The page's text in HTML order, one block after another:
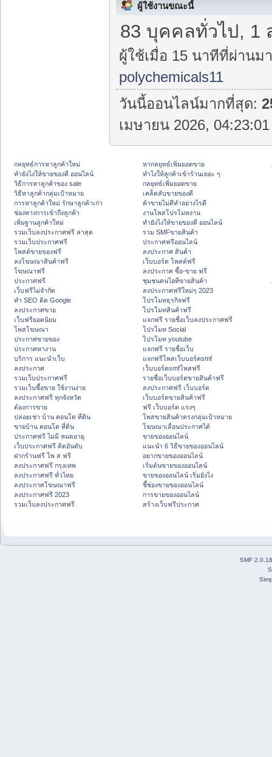
ผู้ใช้งานขณะนี้
83 บุคคลทั่วไป, 1
ผู้ใช้เมื่อ 15 นาทีที่ผ่านม
polychemicals11
วันนี้ออนไลน์มากที่สุด:
เมษายน 2026,
กลยุทธ์การหาลูกค้าใหม่
ทํายังไงให้ขายของดี ออนไลน์
วิธีการหาลูกค้าของ sale
วิธีหาลูกค้ากลุ่มเป้าหมาย
การหาลูกค้าใหม่ รักษาลูกค้าเก่า
ช่องทางการเข้าถึงลูกค้า
เพิ่มฐานลูกค้าใหม่
รวมเว็บลงประกาศฟรี ล่าสุด
รวมเว็บประกาศฟรี
โพสต์ขายของฟรี
ลงโฆษณาสินค้าฟรี
โฆษณาฟรี
ประกาศฟรี
เว็บฟรีไม่จำกัด
ทำ SEO ติด Google
ลงประกาศขาย
เว็บฟรียอดนิยม
โพสโฆษณา
ประกาศขายของ
ประกาศหางาน
บริการ แนะนำเว็บ
ลงประกาศ
รวมเว็บประกาศฟรี
รวมเว็บซื้อขาย ใช้งานง่าย
ลงประกาศฟรี ทุกจังหวัด
ต้องการขาย
ปล่อยเช่า บ้าน คอนโด ที่ดิน
ขายบ้าน คอนโด ที่ดิน
ประกาศฟรี ไม่มี หมดอายุ
เว็บประกาศฟรี ติดอันดับ
ฝากร้านฟรี โพ ส ฟรี
ลงประกาศฟรี กรุงเทพ
ลงประกาศฟรี ทั่วไทย
ลงประกาศโฆษณาฟรี
ลงประกาศฟรี 2023
รวมเว็บลงประกาศฟรี
หากลยุทธ์เพิ่มยอดขาย
ทําไงให้ลูกค้าเข้าร้านเยอะ ๆ
กลยุทธ์เพิ่มยอดขาย
เคล็ดลับขายของดี
ค้าขายไม่ดีทำอย่างไรดี
งานโพสโปรโมทงาน
ทํายังไงให้ขายของดี ออนไลน์
รวม SMFขายสินค้า
ประกาศฟรีออนไลน์
ลงประกาศ สินค้า
เว็บบอร์ด โพสต์ฟรี
ลงประกาศ ซื้อ-ขาย ฟรี
ชุมชนคนไอทีขายสินค้า
ลงประกาศฟรีใหม่ๆ 2023
โปรโมทธุรกิจฟรี
โปรโมทสินค้าฟรี
แจกฟรี รายชื่อเว็บลงประกาศฟรี
โปรโมท Social
โปรโมท youtube
แจกฟรี รายชื่อเว็บ
แจกฟรีโพสเว็บบอร์ดsmf
เว็บบอร์ดsmfโพสฟรี
รายชื่อเว็บบอร์ดขายสินค้าฟรี
ลงประกาศฟรี เว็บบอร์ด
เว็บบอร์ดขายสินค้าฟรี
ฟรี เว็บบอร์ด แรงๆ
โพสขายสินค้าตรงกลุ่มเป้าหมาย
โฆษณาเลื่อนประกาศได้
ขายของออนไลน์
แนะนำ 6 วิธีขายของออนไลน์
อยากขายของออนไลน์
เริ่มต้นขายของออนไลน์
ขายของออนไลน์ เริ่มยังไง
ชี้ช่องขายของออนไลน์
การขายของออนไลน์
สร้างเว็บฟรีประกาศ
SMF 2.0.18